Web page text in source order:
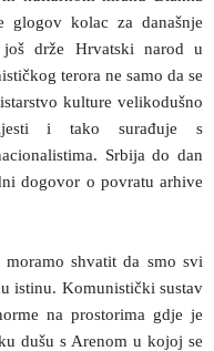
kolac za današnje
drže Hrvatski narod u
terora ne samo da se
kulture velikodušno
i tako surađuje s
Srbija do dan
dogovor o povratu arhive
shvatit da smo svi
istinu. Komunistički sustav
na prostorima gdje je
dušu s Arenom u kojoj se